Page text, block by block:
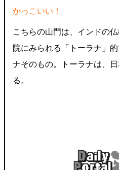
かっこいい！
こちらの山門は、インドの
院にみられる「トーラナ」
ナそのもの。トーラナは、
る。